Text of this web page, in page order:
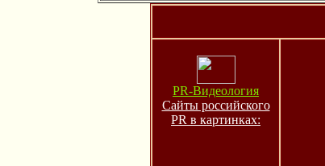
PR-Видеология
Сайты российского
PR в картинках: